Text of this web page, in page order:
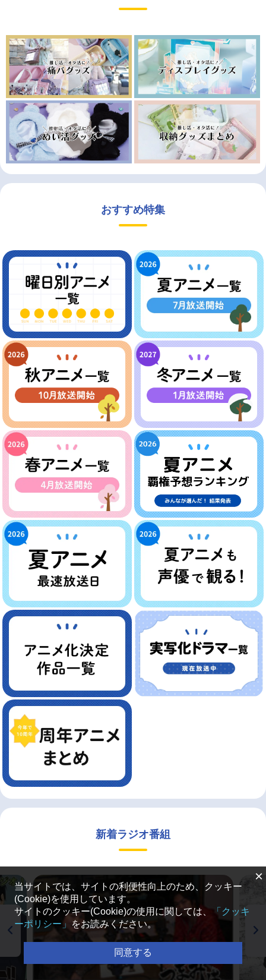
おすすめ特集
新着ラジオ番組
×
当サイトでは、サイトの利便性向上のため、クッキー
(Cookie)を使用しています。
サイトのクッキー(Cookie)の使用に関しては、
「クッキ
ーポリシー」
をお読みください。
同意する